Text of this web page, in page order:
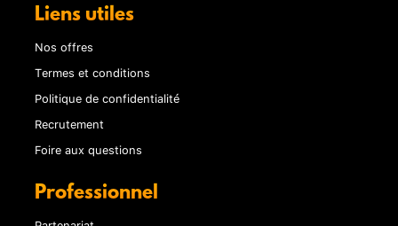
Liens utiles
Nos offres
Termes et conditions
Politique de confidentialité
Recrutement
Foire aux questions
Professionnel